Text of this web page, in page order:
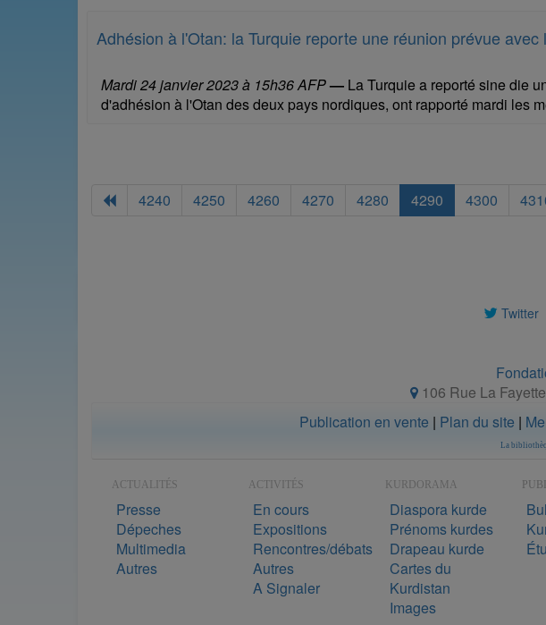
Adhésion à l'Otan: la Turquie reporte une réunion prévue
Mardi 24 janvier 2023 à 15h36 AFP— La Turquie a reporté sine die
d'adhésion à l'Otan des deux pays nordiques, ont rapporté mardi les
4240 4250 4260 4270 4280 4290 4300
Twitter
106 Rue La
Publication en vente | Plan du site |
La
ACTUALITÉS
Presse
Dépeches
Multimedia
Autres
ACTIVITÉS
En cours
Expositions
Rencontres/débats
Autres
A Signaler
KURDORAMA
Diaspora kurde
Prénoms kurdes
Drapeau kurde
Cartes du
Kurdistan
Images